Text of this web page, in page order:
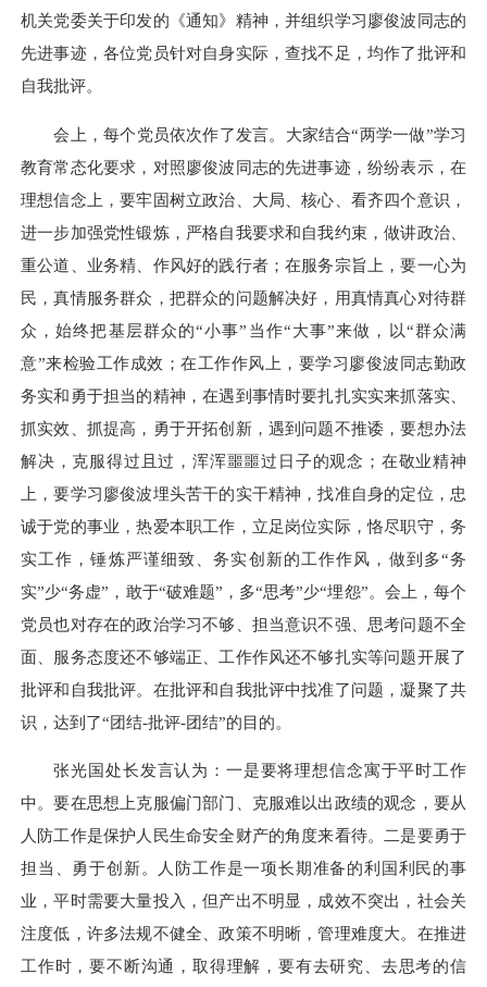
机关党委关于印发的《通知》精神，并组织学习廖俊波同志的
先进事迹，各位党员针对自身实际，查找不足，均作了批评和
自我批评。
会上，每个党员依次作了发言。大家结合“两学一做”学习
教育常态化要求，对照廖俊波同志的先进事迹，纷纷表示，在
理想信念上，要牢固树立政治、大局、核心、看齐四个意识，
进一步加强党性锻炼，严格自我要求和自我约束，做讲政治、
重公道、业务精、作风好的践行者；在服务宗旨上，要一心为
民，真情服务群众，把群众的问题解决好，用真情真心对待群
众，始终把基层群众的“小事”当作“大事”来做，以“群众满
意”来检验工作成效；在工作作风上，要学习廖俊波同志勤政
务实和勇于担当的精神，在遇到事情时要扎扎实实来抓落实、
抓实效、抓提高，勇于开拓创新，遇到问题不推诿，要想办法
解决，克服得过且过，浑浑噩噩过日子的观念；在敬业精神
上，要学习廖俊波埋头苦干的实干精神，找准自身的定位，忠
诚于党的事业，热爱本职工作，立足岗位实际，恪尽职守，务
实工作，锤炼严谨细致、务实创新的工作作风，做到多“务
实”少“务虚”，敢于“破难题”，多“思考”少“埋怨”。会上，每个
党员也对存在的政治学习不够、担当意识不强、思考问题不全
面、服务态度还不够端正、工作作风还不够扎实等问题开展了
批评和自我批评。在批评和自我批评中找准了问题，凝聚了共
识，达到了“团结-批评-团结”的目的。
张光国处长发言认为：一是要将理想信念寓于平时工作
中。要在思想上克服偏门部门、克服难以出政绩的观念，要从
人防工作是保护人民生命安全财产的角度来看待。二是要勇于
担当、勇于创新。人防工作是一项长期准备的利国利民的事
业，平时需要大量投入，但产出不明显，成效不突出，社会关
注度低，许多法规不健全、政策不明晰，管理难度大。在推进
工作时，要不断沟通，取得理解，要有去研究、去思考的信